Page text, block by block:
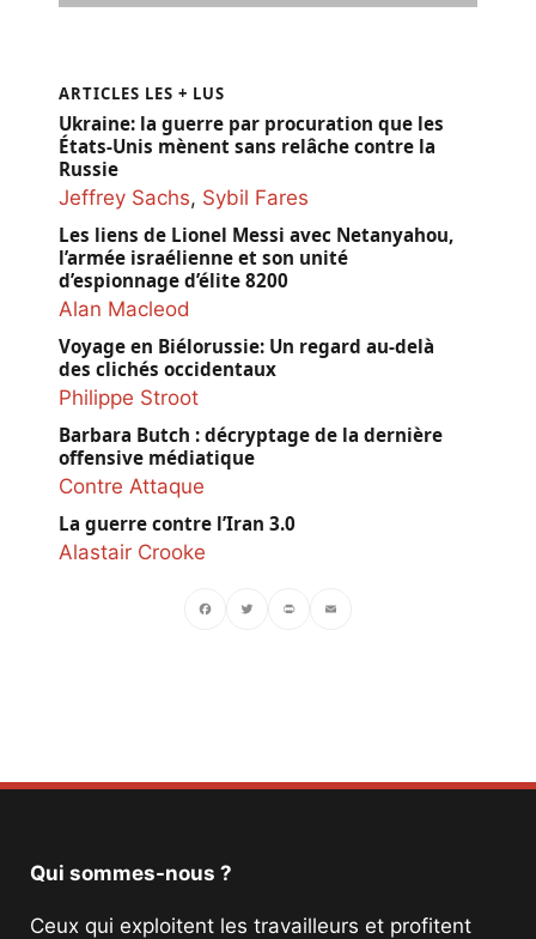
ARTICLES LES + LUS
Ukraine: la guerre par procuration que les
États-Unis mènent sans relâche contre la
Russie
Jeffrey Sachs, Sybil Fares
Les liens de Lionel Messi avec Netanyahou,
l’armée israélienne et son unité
d’espionnage d’élite 8200
Alan Macleod
Voyage en Biélorussie: Un regard au-delà
des clichés occidentaux
Philippe Stroot
Barbara Butch : décryptage de la dernière
offensive médiatique
Contre Attaque
La guerre contre l’Iran 3.0
Alastair Crooke
Qui sommes-nous ?
Ceux qui exploitent les travailleurs et profitent